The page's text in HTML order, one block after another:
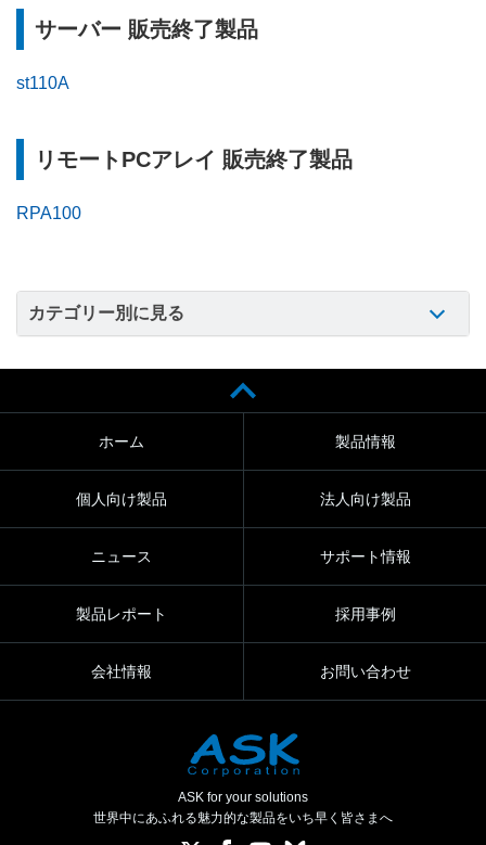
サーバー 販売終了製品
st110A
リモートPCアレイ 販売終了製品
RPA100
カテゴリー別に見る
ホーム 製品情報
個人向け製品 法人向け製品
ニュース サポート情報
製品レポート 採用事例
会社情報 お問い合わせ
ASK for your solutions
世界中にあふれる魅力的な製品をいち早く皆さまへ